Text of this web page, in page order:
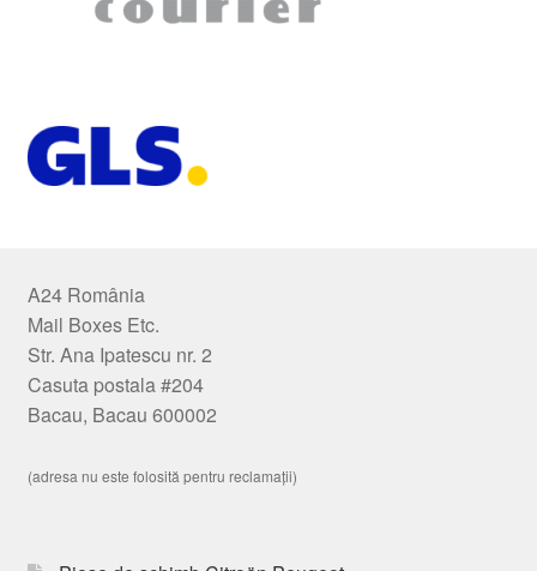
A24 România
Mail Boxes Etc.
Str. Ana Ipatescu nr. 2
Casuta postala #204
Bacau, Bacau 600002
(adresa nu este folosită pentru reclamații)